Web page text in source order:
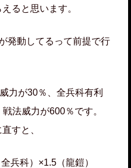
ると思います。
発動してるって前提で行
力が30％、全兵科有利
法威力が600％です。
すと、
兵科）×1.5（龍鎧）